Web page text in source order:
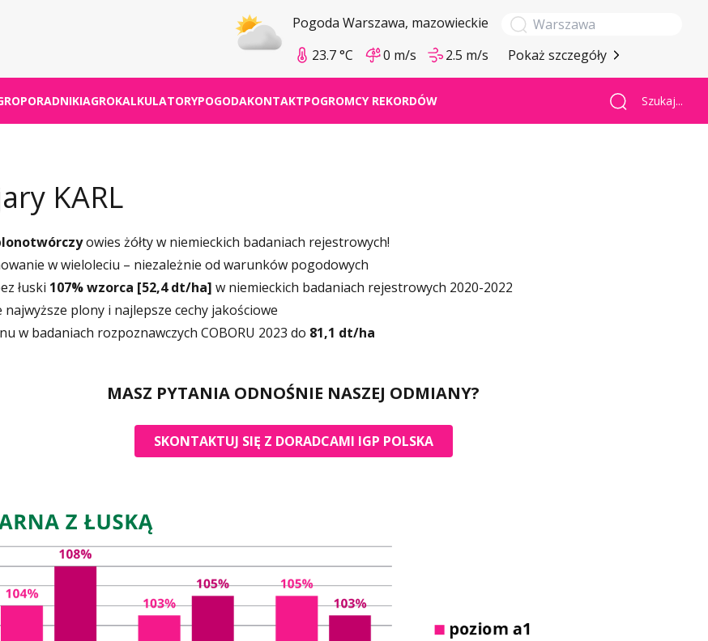
Pogoda Warszawa, mazowieckie
23.7 °C
0 m/s 2.5 m/s Pokaż szczegóły
AGROKALKULATORYPOGODAKONTAKTPOGROMCY REKORDÓW Szukaj...
KARL
owies żółty w niemieckich badaniach rejestrowych!
w wieloleciu – niezależnie od warunków pogodowych
łuski 107% wzorca [52,4 dt/ha] w niemieckich badaniach rejestrowych 2020-2022
najwyższe plony i najlepsze cechy jakościowe
w badaniach rozpoznawczych COBORU 2023 do 81,1 dt/ha
MASZ PYTANIA ODNOŚNIE NASZEJ ODMIANY?
SKONTAKTUJ SIĘ Z DORADCAMI IGP POLSKA